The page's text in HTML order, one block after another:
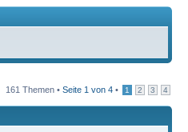
161 Themen • Seite 1 von 4 • 1 2 3 4